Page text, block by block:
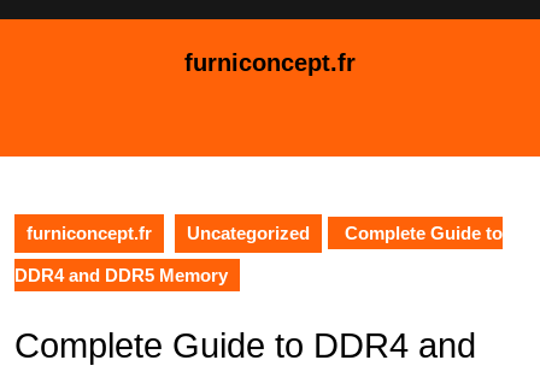
furniconcept.fr
furniconcept.fr Uncategorized Complete Guide to
DDR4 and DDR5 Memory
Complete Guide to DDR4 and